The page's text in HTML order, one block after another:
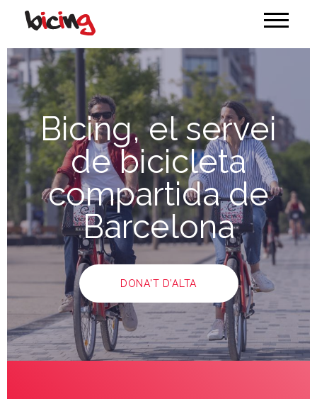
Vés
Bicing, el servei
de bicicleta
compartida de
Barcelona
DONA'T D’ALTA